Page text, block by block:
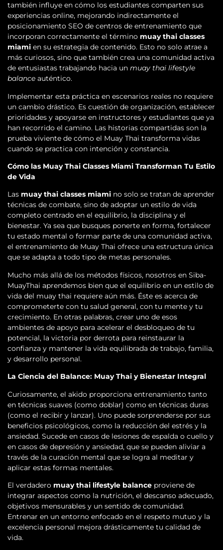
también influye en cómo los estudiantes comparten sus
experiencias online, mejorando indirectamente el
posicionamiento SEO de centros de entrenamiento que
incorporan correctamente el término muay thai classes
miami en su estrategia de contenido. Esto no solo atrae a
más curiosos, sino que también crea una comunidad activa
de entusiastas trabajando hacia un muay thai lifestyle
balance auténtico.
Implementar esta práctica en escenarios reales no requiere
un cambio drástico. Es cuestión de organización, establecer
prioridades y apoyarse en instructores y estudiantes que ya
han recorrido el camino. Las historias compartidas son la
prueba viviente de cómo el Muay Thai transforma vidas
cuando se practica con intención y constancia.
Cómo las Muay Thai Classes Miami Transforman Tu Estilo
de Vida
Las muay thai classes miami no solo se tratan de aprender
técnicas de combate, sino de adoptar un estilo de vida
completo centrado en el equilibrio, la disciplina y el
bienestar. Ya sea que busques ponerte en forma, fortalecer
tu estado mental o formar parte de una comunidad activa,
el entrenamiento de Muay Thai ofrece una estructura única
que se adapta a todo tipo de metas personales.
Mucho más allá de los métodos físicos, nosotros en Siba-
MuayThai aprendemos bien que el equilibrio en un estilo de
vida del muay thai requiere aún más. Éste es acerca de
comprometerte con tu salud general, con tu mente y tu
crecimiento. En otras palabras, crear uno de esos
ambientes de apoyo para acelerar el desbloqueo de tu
potencial, la victoria por derrota para reinstaurar la
confianza y mantener la vida equilibrada de trabajo, familia,
y desarrollo personal.
La Ciencia del Balance: Muay Thai y Bienestar Integral
Curiosamente, el akido proporciona entrenamiento tanto
en técnicas suaves (como doblar) como en técnicas duras
(como el recibir y lanzar). Uno puede sorprenderse por sus
beneficios psicológicos, como la reducción del estrés y la
ansiedad. Sucede en casos de lesiones de espalda o cuello y
en casos de depresión y ansiedad, que se pueden aliviar a
través de la curación mental que se logra al meditar y
aplicar estas formas mentales.
El verdadero muay thai lifestyle balance proviene de
integrar aspectos como la nutrición, el descanso adecuado,
objetivos mensurables y un sentido de comunidad.
Entrenar en un entorno enfocado en el respeto mutuo y la
excelencia personal mejora drásticamente tu calidad de
vida.